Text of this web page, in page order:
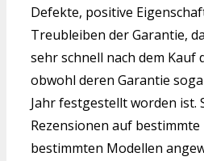
Defekte, positive
Treubleiben der Garantie,
sehr schnell nach dem Kauf
obwohl deren Garantie
Jahr festgestellt worden ist.
Rezensionen auf
bestimmten Modellen